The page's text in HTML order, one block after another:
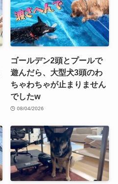
ゴールデン2頭とプールで
遊んだら、大型犬3頭のわ
ちゃわちゃが止まりません
でしたw
08/04/2026